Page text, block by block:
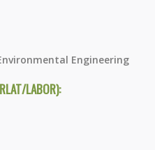
Engineering
LABOR):